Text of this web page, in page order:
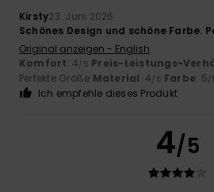
Kirsty23. Juni 2026
Schönes Design und schöne Farbe.
Original anzeigen - English
Komfort: 4/5 Preis-Leistungs-
Perfekte Größe Material: 4/5 Farbe: 5/
Ich empfehle dieses Produkt
4/5